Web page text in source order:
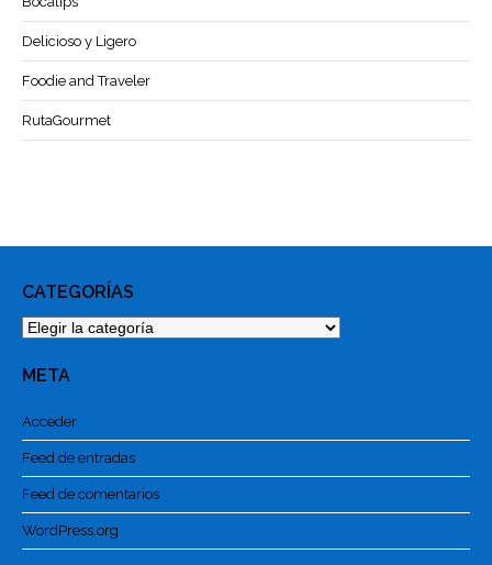
Delicioso y Ligero
Foodie and Traveler
RutaGourmet
CATEGORÍAS
Categorías
META
Acceder
Feed de entradas
Feed de comentarios
WordPress.org